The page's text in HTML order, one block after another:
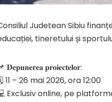
Judetean Sibiu
tineretului și
𝐃𝐞𝐩𝐮𝐧𝐞𝐫𝐞𝐚 𝐩𝐫𝐨𝐢𝐞𝐜𝐭𝐞𝐥𝐨𝐫:
11 – 26 mai 2026, ora 12:00
Exclusiv online, pe